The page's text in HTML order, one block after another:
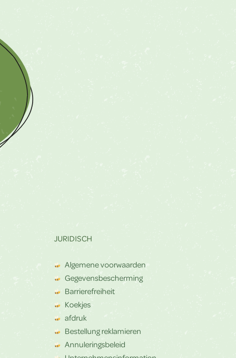
JURIDISCH
Algemene voorwaarden
Gegevensbescherming
Barrierefreiheit
Koekjes
afdruk
Bestellung reklamieren
Annuleringsbeleid